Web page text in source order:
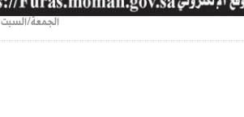
الجمعة/السبت 22 مايو 2026